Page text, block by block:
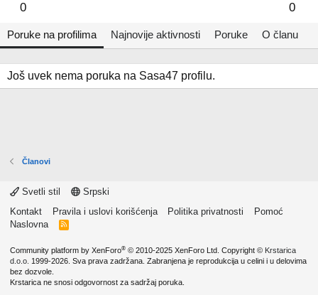
0 0
Poruke na profilima Najnovije aktivnosti Poruke O članu
Još uvek nema poruka na Sasa47 profilu.
Članovi
Svetli stil
Srpski
Kontakt
Pravila i uslovi korišćenja Politika privatnosti
Pomoć
Naslovna
R
Community platform by XenForo® © 2010-2025 XenForo Ltd. Copyright © Krstarica
d.o.o. 1999-2026. Sva prava zadržana. Zabranjena je reprodukcija u celini i u delovima
bez dozvole.
Krstarica ne snosi odgovornost za sadržaj poruka.